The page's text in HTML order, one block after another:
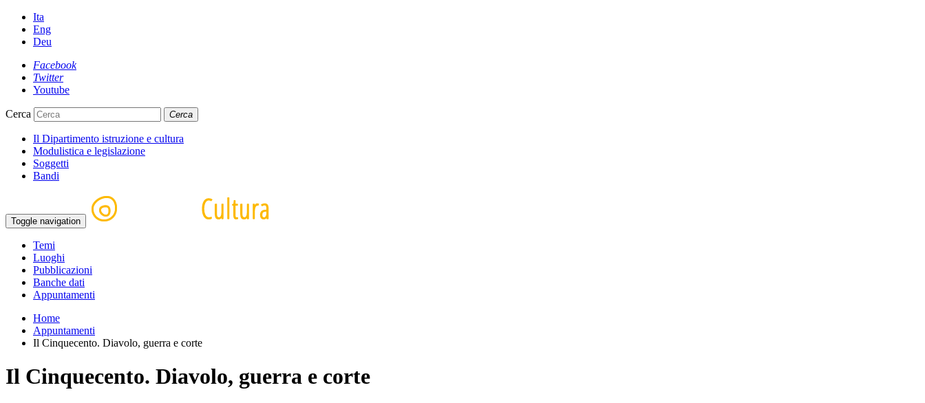
Ita
Eng
Deu
Facebook
Twitter
Youtube
Cerca Cerca
Il Dipartimento istruzione e cultura
Modulistica e legislazione
Soggetti
Bandi
Toggle navigation
Temi
Luoghi
Pubblicazioni
Banche dati
Appuntamenti
Home
Appuntamenti
Il Cinquecento. Diavolo, guerra e corte
Il Cinquecento. Diavolo, guerra e corte